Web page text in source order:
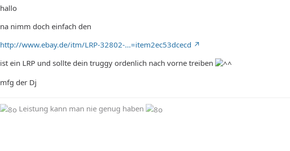
hallo
na nimm doch einfach den
http://www.ebay.de/itm/LRP-32802-…=item2ec53dcecd
ist ein LRP und sollte dein truggy ordenlich nach vorne treiben
mfg der Dj
Leistung kann man nie genug haben